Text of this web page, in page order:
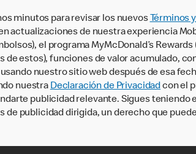
minutos para revisar los nuevos Términos
actualizaciones de nuestra experiencia
el programa MyMcDonald’s
de estos), funciones de valor acumulado,
nuestro sitio web después de esa
nuestra Declaración de Privacidadcon el
publicidad relevante. Sigues teniendo
publicidad dirigida, un derecho que